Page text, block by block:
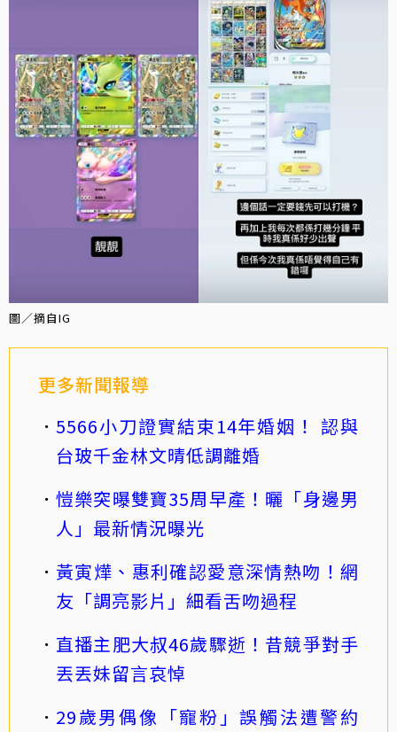
圖／摘自IG
更多新聞報導
5566小刀證實結束14年婚姻！ 認與
台玻千金林文晴低調離婚
愷樂突曝雙寶35周早產！曬「身邊男
人」最新情況曝光
黃寅燁、惠利確認愛意深情熱吻！網
友「調亮影片」細看舌吻過程
直播主肥大叔46歲驟逝！昔競爭對手
丟丟妹留言哀悼
29歲男偶像「寵粉」誤觸法遭警約